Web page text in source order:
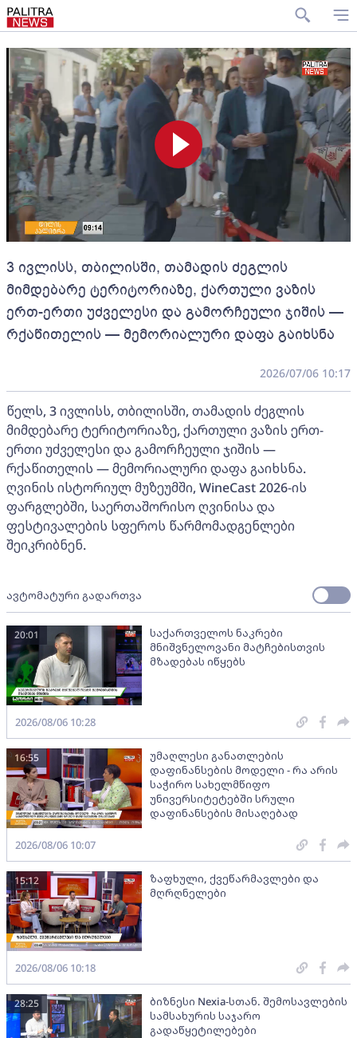
3 ივლისს, თბილისში, თამადის ძეგლის
მიმდებარე ტერიტორიაზე, ქართული ვაზის
ერთ-ერთი უძველესი და გამორჩეული ჯიშის —
რქაწითელის — მემორიალური დაფა გაიხსნა
2026/07/06 10:17
წელს, 3 ივლისს, თბილისში, თამადის ძეგლის
მიმდებარე ტერიტორიაზე, ქართული ვაზის ერთ-
ერთი უძველესი და გამორჩეული ჯიშის —
რქაწითელის — მემორიალური დაფა გაიხსნა.
ღვინის ისტორიულ მუზეუმში, WineCast 2026-ის
ფარგლებში, საერთაშორისო ღვინისა და
ფესტივალების სფეროს წარმომადგენლები
შეიკრიბნენ.
ავტომატური გადართვა
საქართველოს ნაკრები
მნიშვნელოვანი მატჩებისთვის
მზადებას იწყებს
20:01
2026/08/06 10:28
უმაღლესი განათლების
დაფინანსების მოდელი - რა არის
საჭირო სახელმწიფო
უნივერსიტეტებში სრული
დაფინანსების მისაღებად
16:55
2026/08/06 10:07
ზაფხული, ქვეწარმავლები და
მღრღნელები
15:12
2026/08/06 10:18
ბიზნესი Nexia-სთან. შემოსავლების
სამსახურის საჯარო
გადაწყეტილებები
28:25